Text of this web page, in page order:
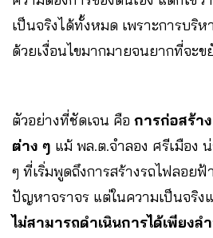
เป็นจริงได้ทั้งหมด เพราะการบริห
ด้วยเงื่อนไขมากมายจนยากที่จะข
ตัวอย่างที่ชัดเจน คือ การก่อสร้า
ต่าง ๆ แม้ พล.ต.จำลอง ศรีเมือง
ๆ ที่เริ่มพูดถึงการสร้างรถไฟลอยฟ้
ปัญหาจราจร แต่ในความเป็นจริง
ไม่สามารถดำเนินการได้เพียงล